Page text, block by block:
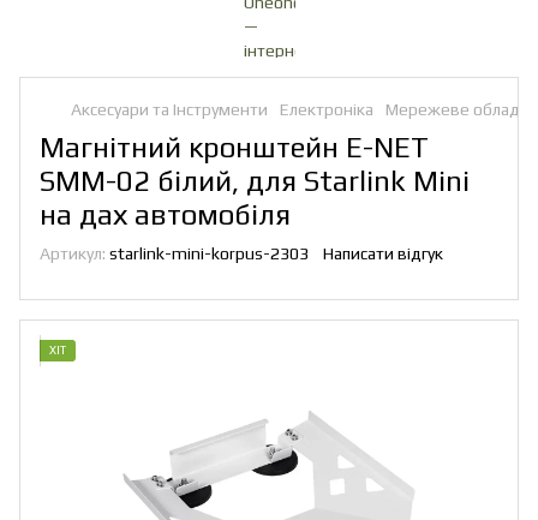
Аксесуари та Інструменти Електроніка Мережеве
Магнітний кронштейн E-NET
SMM-02 білий, для Starlink Mini
на дах автомобіля
Артикул: starlink-mini-korpus-2303 Написати відгук
ХІТ